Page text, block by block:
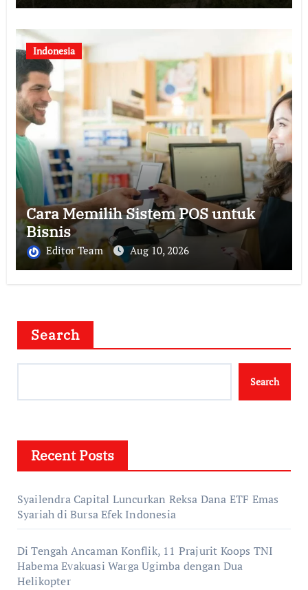
Indonesia
Cara Memilih Sistem POS untuk
Bisnis
Editor Team Aug 10, 2026
Search
Search
Recent Posts
Syailendra Capital Luncurkan Reksa Dana ETF Emas
Syariah di Bursa Efek Indonesia
Di Tengah Ancaman Konflik, 11 Prajurit Koops TNI
Habema Evakuasi Warga Ugimba dengan Dua
Helikopter